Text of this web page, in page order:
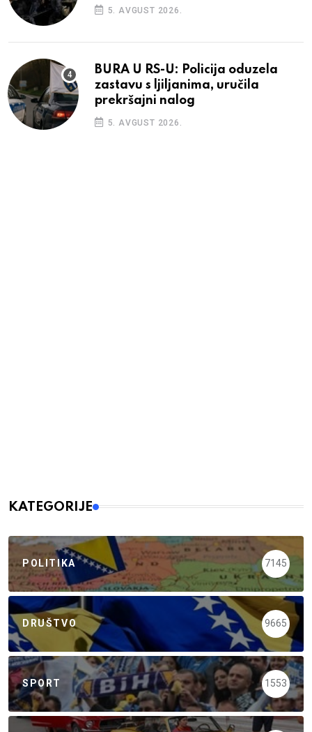
5. AVGUST 2026.
BURA U RS-U: Policija oduzela
zastavu s ljiljanima, uručila
prekršajni nalog
5. AVGUST 2026.
KATEGORIJE
POLITIKA 7145
DRUŠTVO 9665
SPORT 1553